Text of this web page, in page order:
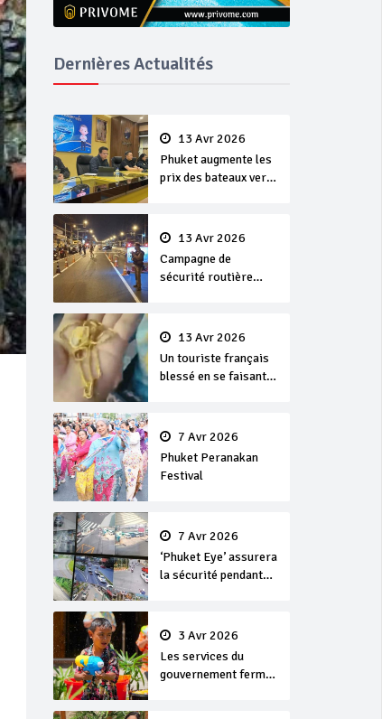
Dernières Actualités
13 Avr 2026
Phuket augmente les
prix des bateaux vers
13 Avr 2026
Campagne de
sécurité routière
13 Avr 2026
Un touriste français
blessé en se faisant
7 Avr 2026
Phuket Peranakan
Festival
7 Avr 2026
‘Phuket Eye’ assurera
la sécurité pendant
3 Avr 2026
Les services du
gouvernement fermés